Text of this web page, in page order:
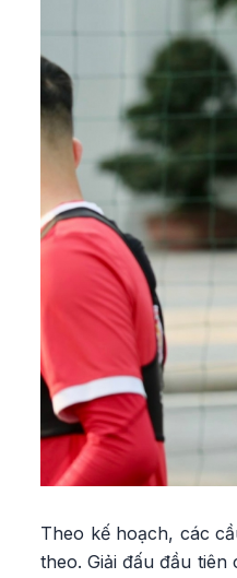
Theo kế hoạch, các
theo. Giải đấu đầu tiên